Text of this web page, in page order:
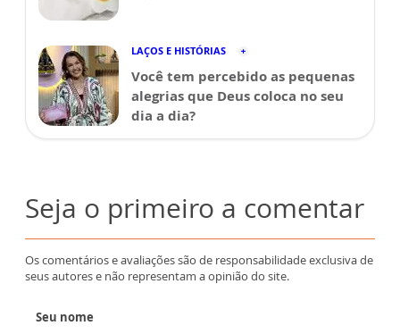
LAÇOS E HISTÓRIAS
Você tem percebido as pequenas
alegrias que Deus coloca no seu
dia a dia?
Seja o primeiro a comentar
Os comentários e avaliações são de responsabilidade exclusiva de
seus autores e não representam a opinião do site.
Seu nome